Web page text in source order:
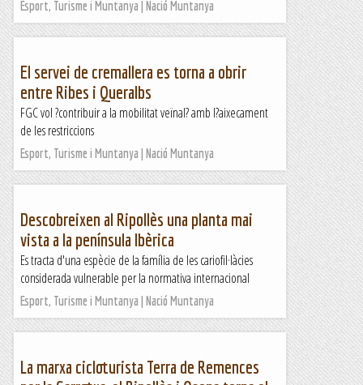
Esport, Turisme i Muntanya | Nació Muntanya
El servei de cremallera es torna a obrir
entre Ribes i Queralbs
FGC vol ?contribuir a la mobilitat veïnal? amb l?aixecament
de les restriccions
Esport, Turisme i Muntanya | Nació Muntanya
Descobreixen al Ripollès una planta mai
vista a la península Ibèrica
Es tracta d'una espècie de la família de les cariofil·làcies
considerada vulnerable per la normativa internacional
Esport, Turisme i Muntanya | Nació Muntanya
La marxa cicloturista Terra de Remences